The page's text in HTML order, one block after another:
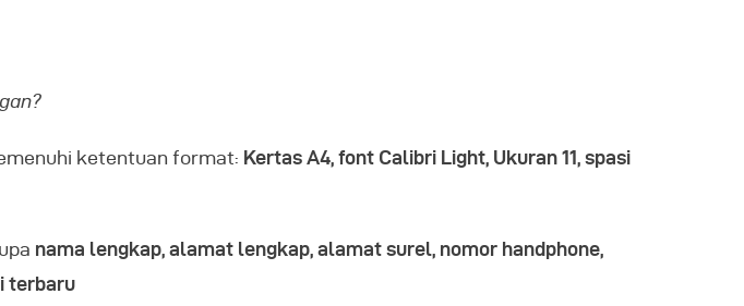
ketentuan format: Kertas A4, font Calibri Light, Ukuran 11, spasi
nama lengkap, alamat lengkap, alamat surel, nomor handphone,
terbaru